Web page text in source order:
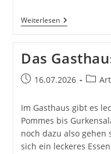
WeiterlesenDie
Pyramiden
Das
Beitrag16.07.2026
Im Gasthaus gibt es
Pommes bis
noch dazu also gehen
sich ein leckeres